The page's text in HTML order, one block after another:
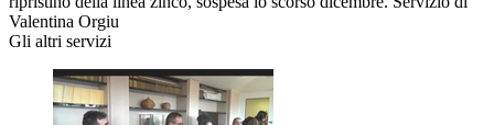
Valentina Orgiu
Gli altri servizi